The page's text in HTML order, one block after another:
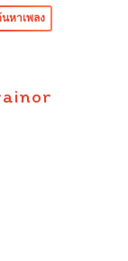
หาเพลง